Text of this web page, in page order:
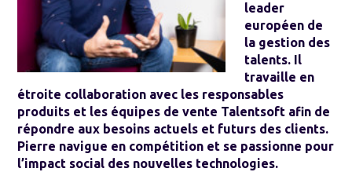
leader
européen de
la gestion des
talents. Il
travaille en
étroite collaboration avec les responsables
produits et les équipes de vente Talentsoft afin de
répondre aux besoins actuels et futurs des clients.
Pierre navigue en compétition et se passionne pour
l’impact social des nouvelles technologies.